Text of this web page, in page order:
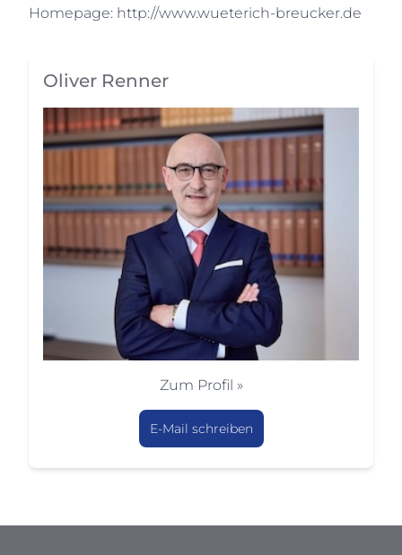
Homepage: http://www.wueterich-breucker.de
Oliver Renner
Zum Profil »
E-Mail schreiben